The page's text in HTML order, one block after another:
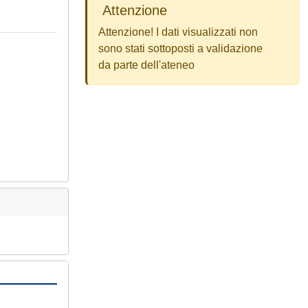
Attenzione
Attenzione! I dati visualizzati non
sono stati sottoposti a validazione
da parte dell'ateneo